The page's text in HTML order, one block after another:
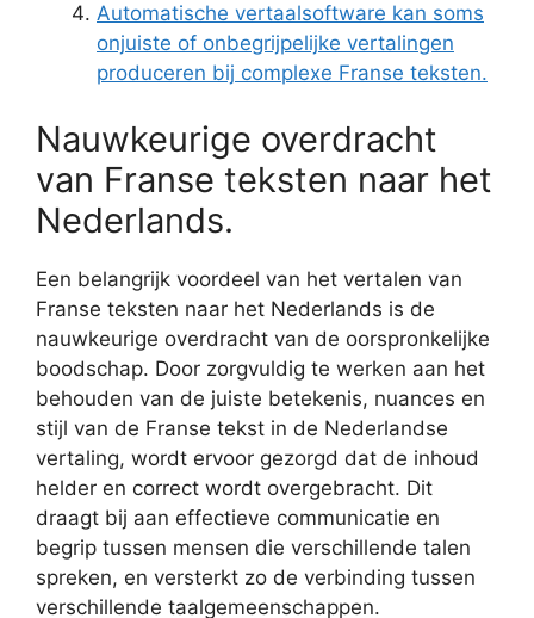
Automatische vertaalsoftware kan soms
onjuiste of onbegrijpelijke vertalingen
produceren bij complexe Franse teksten.
Nauwkeurige overdracht
van Franse teksten naar het
Nederlands.
Een belangrijk voordeel van het vertalen van
Franse teksten naar het Nederlands is de
nauwkeurige overdracht van de oorspronkelijke
boodschap. Door zorgvuldig te werken aan het
behouden van de juiste betekenis, nuances en
stijl van de Franse tekst in de Nederlandse
vertaling, wordt ervoor gezorgd dat de inhoud
helder en correct wordt overgebracht. Dit
draagt bij aan effectieve communicatie en
begrip tussen mensen die verschillende talen
spreken, en versterkt zo de verbinding tussen
verschillende taalgemeenschappen.